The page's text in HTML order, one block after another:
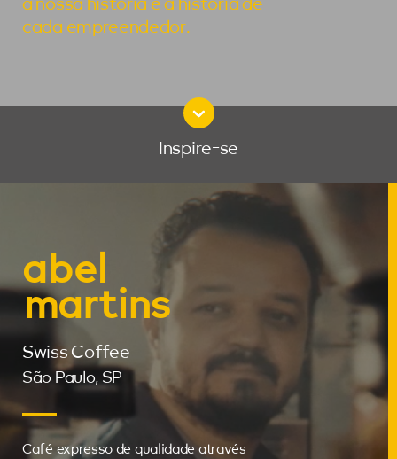
cada empreendedor.
Inspire-se
abel
martins
Swiss Coffee
São Paulo, SP
Café expresso de qualidade através